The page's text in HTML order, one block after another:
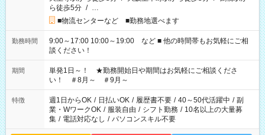
ら徒歩5分 / …
■物流センターなど ■勤務地選べます
勤務時間
9:00～17:00 10:00～19:00 など ■ 他の時間帯もお気軽にご相
談ください！
期間
単発1日～！ ★勤務開始日や期間はお気軽にご相談くださ
い！ ＃8月～ ＃9月～
特徴 週1日からOK / 日払いOK / 履歴書不要 / 40～50代活躍中 / 副
業・WワークOK / 服装自由 / シフト勤務 / 10名以上の大量募
集 / 電話対応なし / パソコンスキル不要